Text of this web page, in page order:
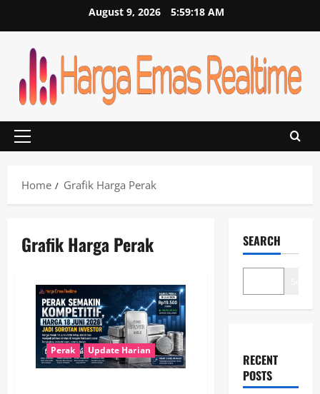
August 9, 2026 5:59:19 AM
Primary
Home
Grafik Harga Perak
Grafik Harga Perak
Perak Update Harian
SEARCH
RECENT
POSTS